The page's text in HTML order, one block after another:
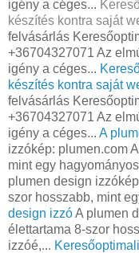
igény a céges...
készítés kontra saját
felvásárlás
+36704327071 Az
igény a céges...
készítés kontra saját
felvásárlás
+36704327071 Az
igény a céges... A
izzókép: plumen.com
mint egy
plumen design
szor hosszabb, mint
design izzóA plumen
élettartama 8-szor
izzóé,...